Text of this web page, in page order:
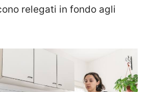
relegati in fondo agli